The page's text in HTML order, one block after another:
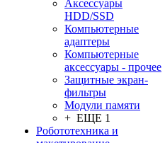
Аксессуары
HDD/SSD
Компьютерные
адаптеры
Компьютерные
аксессуары - прочее
Защитные экран-
фильтры
Модули памяти
+ ЕЩЕ 1
Робототехника и